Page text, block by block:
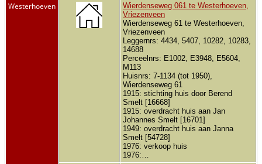
Westerhoeven
Wierdenseweg 061 te Westerhoeven,
Vriezenveen
Wierdenseweg 61 te Westerhoeven,
Vriezenveen
Leggernrs: 4434, 5407, 10282, 10283,
14688
Perceelnrs: E1002, E3948, E5604,
M113
Huisnrs: 7-1134 (tot 1950),
Wierdenseweg 61
1915: stichting huis door Berend
Smelt [16668]
1915: overdracht huis aan Jan
Johannes Smelt [16701]
1949: overdracht huis aan Janna
Smelt [54728]
1976: verkoop huis
1976:…